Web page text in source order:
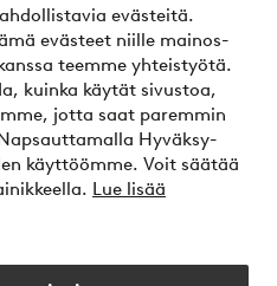
evästeitä.
evästeet niille mainos-
teemme yhteistyötä.
kuinka käytät sivustoa,
jotta saat paremmin
Hyväksy-
käyttöömme. Voit säätää
Lue lisää
maksa nyt tai erissä
?